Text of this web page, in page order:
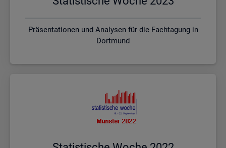
Präsentationen und Analysen für die Fachtagung in
Dortmund